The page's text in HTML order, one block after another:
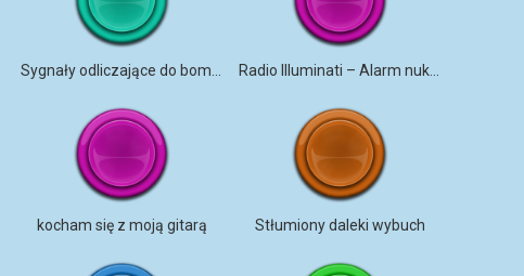
kocham się z moją gitarą Stłumiony daleki wybuch